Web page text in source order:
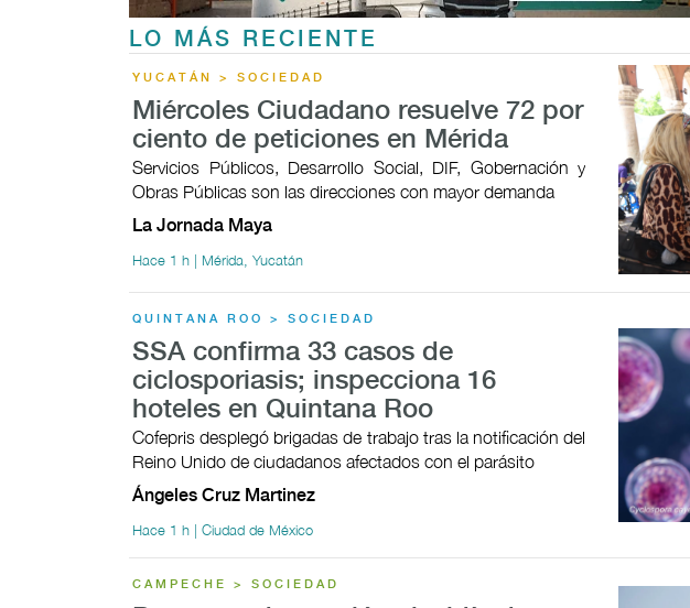
LO MÁS RECIENTE
YUCATÁN > SOCIEDAD
Miércoles Ciudadano resuelve 72 por
ciento de peticiones en Mérida
Servicios Públicos, Desarrollo Social, DIF, Gobernación y
Obras Públicas son las direcciones con mayor demanda
La Jornada Maya
Hace 1 h | Mérida, Yucatán
QUINTANA ROO > SOCIEDAD
SSA confirma 33 casos de
ciclosporiasis; inspecciona 16
hoteles en Quintana Roo
Cofepris desplegó brigadas de trabajo tras la notificación del
Reino Unido de ciudadanos afectados con el parásito
Ángeles Cruz Martinez
Hace 1 h | Ciudad de México
CAMPECHE > SOCIEDAD